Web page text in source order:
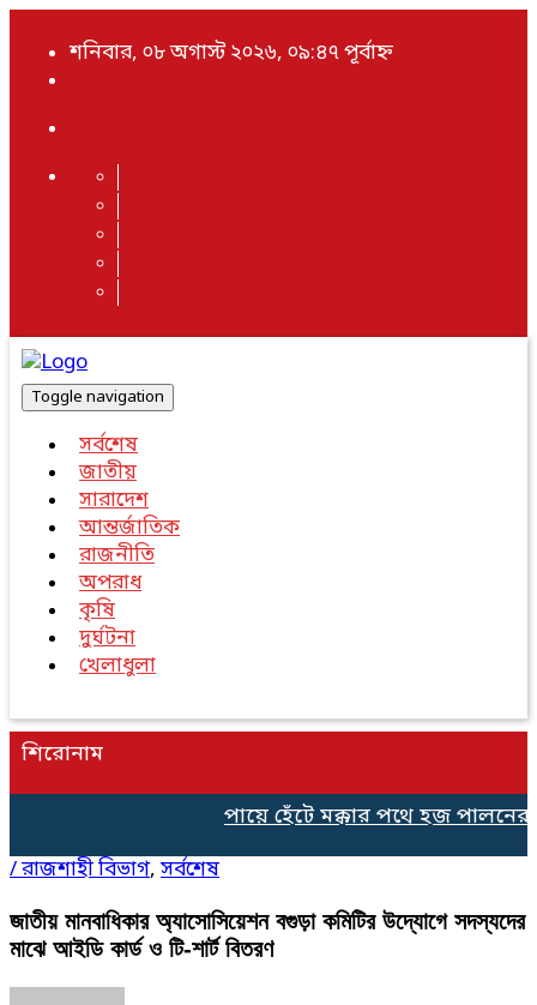
শনিবার, ০৮ অগাস্ট ২০২৬, ০৯:৪৭ পূর্বাহ্ন
Toggle navigation
সর্বশেষ
জাতীয়
সারাদেশ
আন্তর্জাতিক
রাজনীতি
অপরাধ
কৃষি
দুর্ঘটনা
খেলাধুলা
শিরোনাম
পায়ে হেঁটে মক্কার পথে হজ পালনের
/রাজশাহী বিভাগ, সর্বশেষ
জাতীয় মানবাধিকার অ্যাসোসিয়েশন বগুড়া কমিটির উদ্যোগে সদস্যদের
মাঝে আইডি কার্ড ও টি-শার্ট বিতরণ